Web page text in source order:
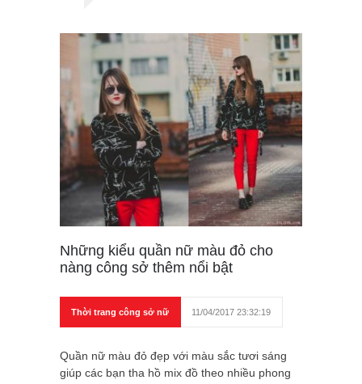
Những kiểu quần nữ màu đỏ cho
nàng công sở thêm nổi bật
Thời trang công sở nữ 11/04/2017 23:32:19
Quần nữ màu đỏ đẹp với màu sắc tươi sáng
giúp các bạn tha hồ mix đồ theo nhiều phong